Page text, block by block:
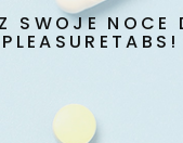
SWOJE NOCE
PLEASURETABS!